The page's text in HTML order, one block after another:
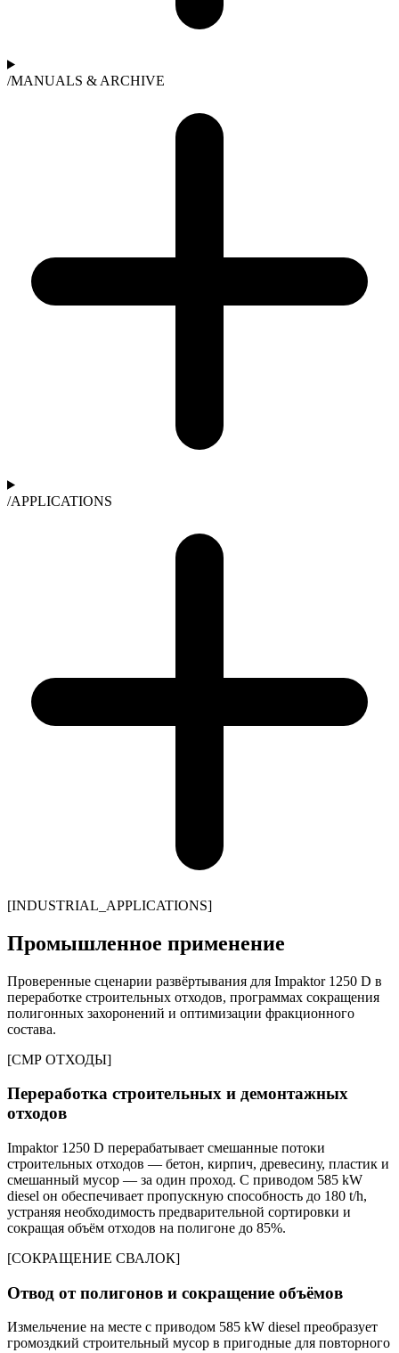
/MANUALS & ARCHIVE
/APPLICATIONS
[INDUSTRIAL_APPLICATIONS]
Промышленное применение
Проверенные сценарии развёртывания для Impaktor 1250 D в
переработке строительных отходов, программах сокращения
полигонных захоронений и оптимизации фракционного
состава.
[СМР ОТХОДЫ]
Переработка строительных и демонтажных
отходов
Impaktor 1250 D перерабатывает смешанные потоки
строительных отходов — бетон, кирпич, древесину, пластик и
смешанный мусор — за один проход. С приводом 585 kW
diesel он обеспечивает пропускную способность до 180 t/h,
устраняя необходимость предварительной сортировки и
сокращая объём отходов на полигоне до 85%.
[СОКРАЩЕНИЕ СВАЛОК]
Отвод от полигонов и сокращение объёмов
Измельчение на месте с приводом 585 kW diesel преобразует
громоздкий строительный мусор в пригодные для повторного